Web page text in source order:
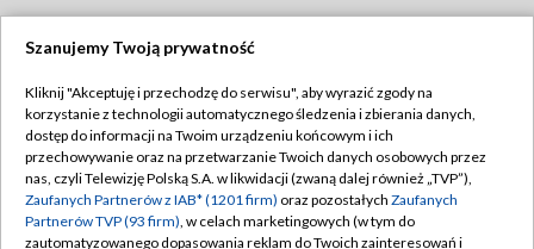
TVP
Abonament TVP
Emisja w TVP
Centrum informacji TVP
Regulamin TVP
Polityka prywatności
Moje zgody
Szanujemy Twoją prywatność
Kliknij "Akceptuję i przechodzę do serwisu", aby wyrazić zgody na
korzystanie z technologii automatycznego śledzenia i zbierania danych,
dostęp do informacji na Twoim urządzeniu końcowym i ich
przechowywanie oraz na przetwarzanie Twoich danych osobowych przez
nas, czyli Telewizję Polską S.A. w likwidacji (zwaną dalej również „TVP”),
Zaufanych Partnerów z IAB* (1201 firm) oraz pozostałych Zaufanych
Partnerów TVP (93 firm), w celach marketingowych (w tym do
zautomatyzowanego dopasowania reklam do Twoich zainteresowań i